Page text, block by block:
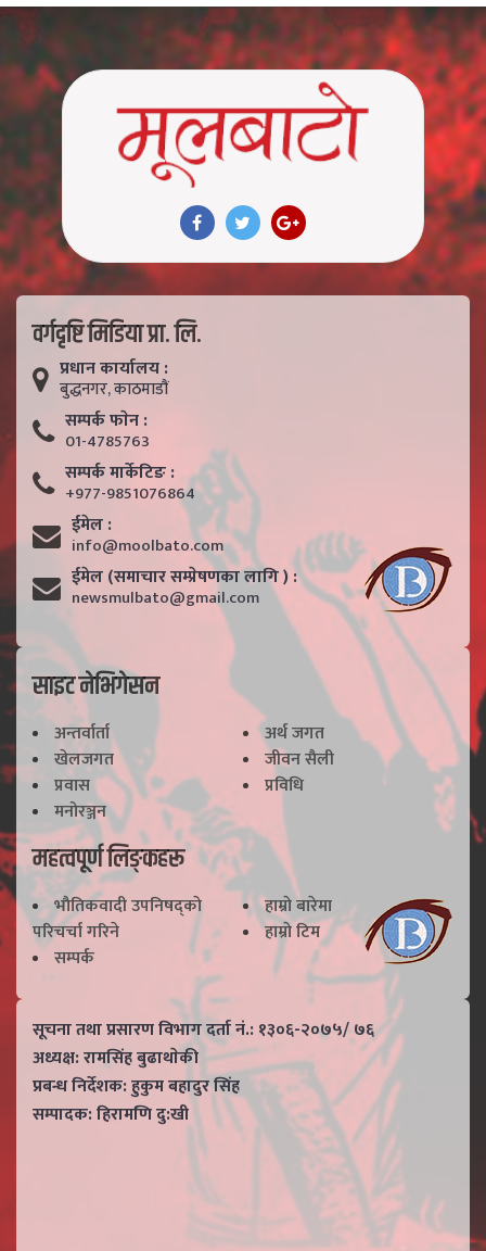
वर्गदृष्टि मिडिया प्रा. लि.
प्रधान कार्यालय :
बुद्धनगर, काठमाडाैं
सम्पर्क फाेन :
01-4785763
सम्पर्क मार्केटिङ :
+977-9851076864
ईमेल :
info@moolbato.com
ईमेल (समाचार सम्प्रेषणका लागि ) :
newsmulbato@gmail.com
साइट नेभिगेसन
अन्तर्वार्ता
अर्थ जगत
खेलजगत
जीवन सैली
प्रवास
प्रविधि
मनोरञ्जन
महत्वपूर्ण लिङ्कहरू
भाैतिकवादी उपनिषद्काे
परिचर्चा गरिने
हाम्राे बारेमा
हाम्राे टिम
सम्पर्क
सूचना तथा प्रसारण विभाग दर्ता नं.: १३०६-२०७५/ ७६
अध्यक्ष: रामसिंह बुढाथाेकी
प्रबन्ध निर्देशक: हुकुम बहादुर सिंह
सम्पादक: हिरामणि दु:खी